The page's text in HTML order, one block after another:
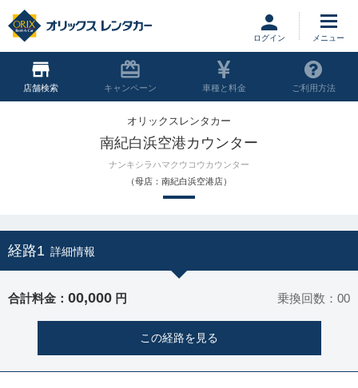
ログイン
店舗 キャンペーン 車種と料金 ご利用方法
オリックスレンタカー
南紀白浜空港カウンター
ナンキシラハマクウコウカウンター
（母店：南紀白浜空港店）
経路1 詳細情報
合計料金： 00,000 円 乗換回数：00
この経路を見る